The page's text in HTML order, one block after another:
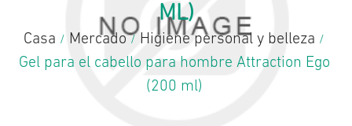
ML)
Casa / Mercado / Higiene personal y belleza /
Gel para el cabello para hombre Attraction Ego
(200 ml)